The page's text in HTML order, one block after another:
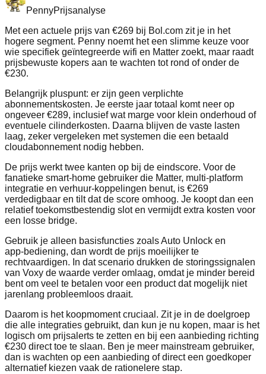
PennyPrijsanalyse
Met een actuele prijs van €269 bij Bol.com zit je in het
hogere segment. Penny noemt het een slimme keuze voor
wie specifiek geïntegreerde wifi en Matter zoekt, maar raadt
prijsbewuste kopers aan te wachten tot rond of onder de
€230.
Belangrijk pluspunt: er zijn geen verplichte
abonnementskosten. Je eerste jaar totaal komt neer op
ongeveer €289, inclusief wat marge voor klein onderhoud of
eventuele cilinderkosten. Daarna blijven de vaste lasten
laag, zeker vergeleken met systemen die een betaald
cloudabonnement nodig hebben.
De prijs werkt twee kanten op bij de eindscore. Voor de
fanatieke smart‑home gebruiker die Matter, multi‑platform
integratie en verhuur‑koppelingen benut, is €269
verdedigbaar en tilt dat de score omhoog. Je koopt dan een
relatief toekomstbestendig slot en vermijdt extra kosten voor
een losse bridge.
Gebruik je alleen basisfuncties zoals Auto Unlock en
app‑bediening, dan wordt de prijs moeilijker te
rechtvaardigen. In dat scenario drukken de storingssignalen
van Voxy de waarde verder omlaag, omdat je minder bereid
bent om veel te betalen voor een product dat mogelijk niet
jarenlang probleemloos draait.
Daarom is het koopmoment cruciaal. Zit je in de doelgroep
die alle integraties gebruikt, dan kun je nu kopen, maar is het
logisch om prijsalerts te zetten en bij een aanbieding richting
€230 direct toe te slaan. Ben je meer mainstream gebruiker,
dan is wachten op een aanbieding of direct een goedkoper
alternatief kiezen vaak de rationelere stap.